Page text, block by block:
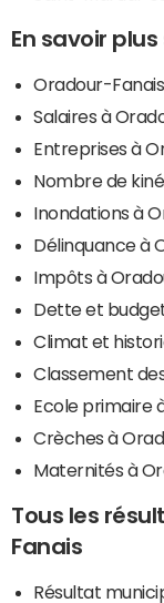
En savoir
Oradour-Fanais
Salaires à
Entreprises à
Nombre de
Inondations à
Délinquance à
Impôts à
Dette et
Climat et
Classement
Ecole primaire
Crèches à
Maternités à
Tous les
Fanais
Résultat